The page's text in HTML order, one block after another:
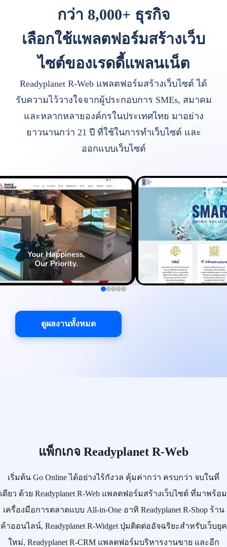
กว่า 8,000+ ธุรกิจ
เลือกใช้แพลตฟอร์มสร้างเว็บ
ไซต์ของเรดดี้แพลนเน็ต
Readyplanet R-Web แพลตฟอร์มสร้างเว็บไซต์ ได้
รับความไว้วางใจจากผู้ประกอบการ SMEs, สมาคม
และหลากหลายองค์กรในประเทศไทย มาอย่าง
ยาวนานกว่า 21 ปี ที่ใช้ในการทำเว็บไซต์ และ
ออกแบบเว็บไซต์
ดูผลงานทั้งหมด
แพ็กเกจ Readyplanet R-Web
เริ่มต้น Go Onlineได้อย่างไร้กังวล คุ้มค่ากว่า ครบกว่า จบในที่
เดียว ด้วย Readyplanet R-Web แพลตฟอร์มสร้างเว็บไซต์ ที่มาพร้อม
เครื่องมือการตลาดแบบ All-in-Oneอาทิ Readyplanet R-Shopร้าน
ค้าออนไลน์, Readyplanet R-Widgetปุ่มติดต่ออัจฉริยะสำหรับเว็บยุค
ใหม่, Readyplanet R-CRMแพลตฟอร์มบริหารงานขาย และอีก